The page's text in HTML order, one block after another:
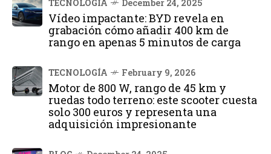
TECNOLOGÍA December 24, 2025
Vídeo impactante: BYD revela en
grabación cómo añadir 400 km de
rango en apenas 5 minutos de carga
TECNOLOGÍA February 9, 2026
Motor de 800 W, rango de 45 km y
ruedas todo terreno: este scooter cuesta
solo 300 euros y representa una
adquisición impresionante